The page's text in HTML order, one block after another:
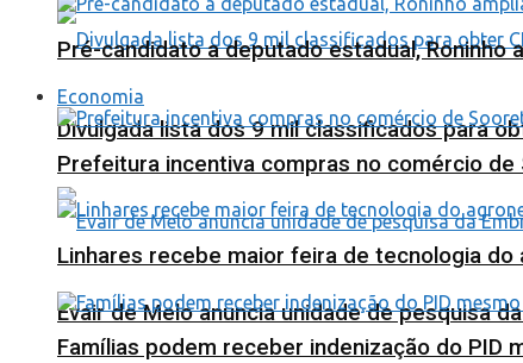
Divulgada lista dos 9 mil classificados para
Evair de Melo anuncia unidade de pesquisa
Pré-candidato a deputado estadual,
Economia
Prefeitura incentiva compras no comércio
Linhares recebe maior feira de tecnologia
Famílias podem receber indenização do PID